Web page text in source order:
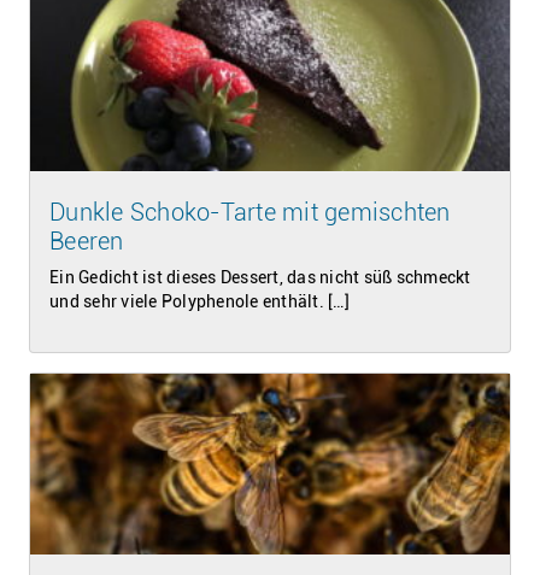
Dunkle Schoko-Tarte mit gemischten
Beeren
Ein Gedicht ist dieses Dessert, das nicht süß schmeckt
und sehr viele Polyphenole enthält. […]